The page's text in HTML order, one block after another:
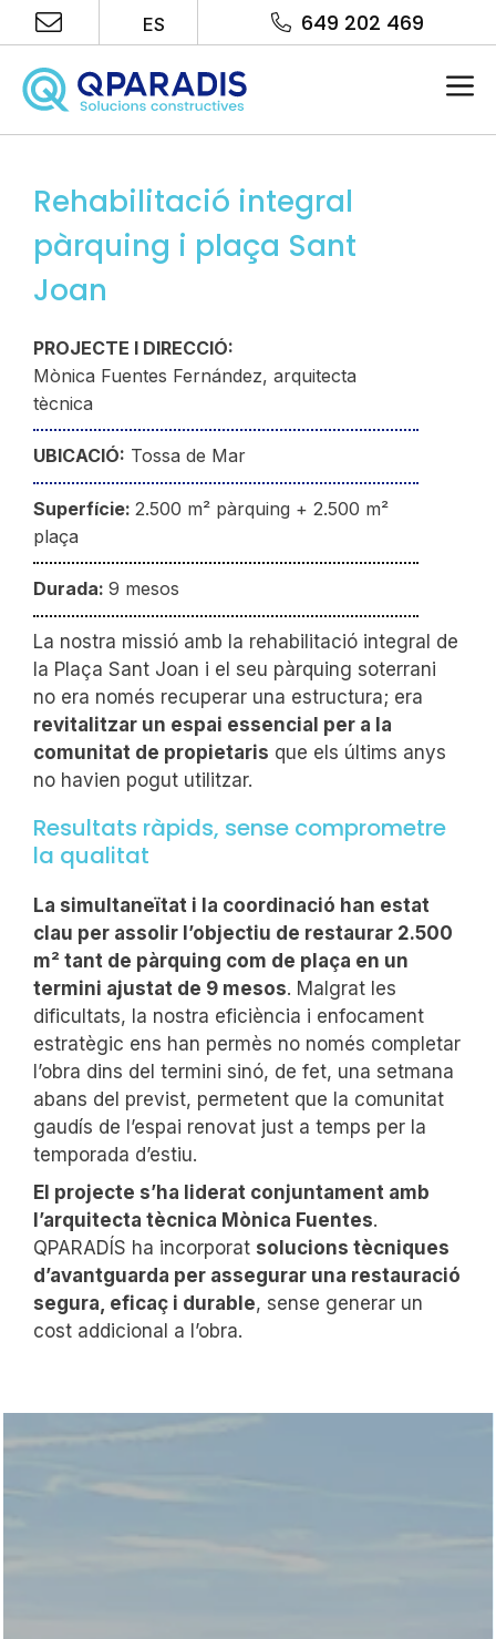
Saltar
al
contenido
ES 649 202 469
Rehabilitació integral
pàrquing i plaça Sant
Joan
PROJECTE I DIRECCIÓ:
Mònica Fuentes Fernández, arquitecta
tècnica
UBICACIÓ: Tossa de Mar
Superfície: 2.500 m² pàrquing + 2.500 m²
plaça
Durada: 9 mesos
La nostra missió amb la rehabilitació integral de
la Plaça Sant Joan i el seu pàrquing soterrani
no era només recuperar una estructura; era
revitalitzar un espai essencial per a la
comunitat de propietaris que els últims anys
no havien pogut utilitzar.
Resultats ràpids, sense comprometre
la qualitat
La simultaneïtat i la coordinació han estat
clau per assolir l’objectiu de restaurar 2.500
m² tant de pàrquing com de plaça en un
termini ajustat de 9 mesos. Malgrat les
dificultats, la nostra eficiència i enfocament
estratègic ens han permès no només completar
l’obra dins del termini sinó, de fet, una setmana
abans del previst, permetent que la comunitat
gaudís de l’espai renovat just a temps per la
temporada d’estiu.
El projecte s’ha liderat conjuntament amb
l’arquitecta tècnica Mònica Fuentes.
QPARADÍS ha incorporat solucions tècniques
d’avantguarda per assegurar una restauració
segura, eficaç i durable, sense generar un
cost addicional a l’obra.